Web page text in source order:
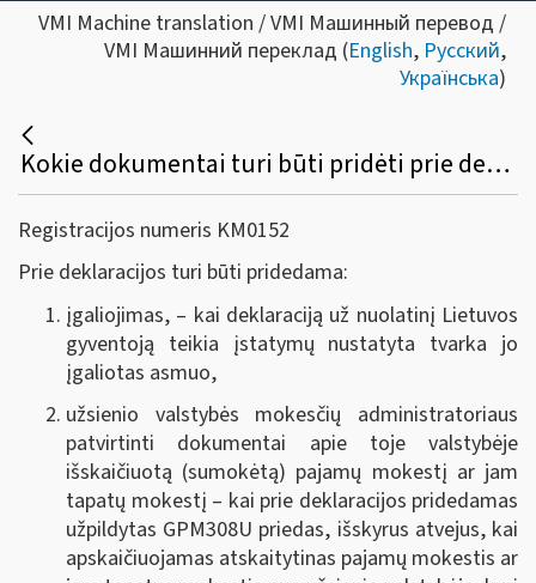
VMI Machine translation / VMI Машинный перевод /
VMI Машинний переклад (English, Русский,
Українська)
Kokie dokumentai turi būti pridėti prie deklaracijos GPM308 formos?
Registracijos numeris KM0152
Prie deklaracijos turi būti pridedama:
įgaliojimas, – kai deklaraciją už nuolatinį Lietuvos
gyventoją teikia įstatymų nustatyta tvarka jo
įgaliotas asmuo,
užsienio valstybės mokesčių administratoriaus
patvirtinti dokumentai apie toje valstybėje
išskaičiuotą (sumokėtą) pajamų mokestį ar jam
tapatų mokestį – kai prie deklaracijos pridedamas
užpildytas GPM308U priedas, išskyrus atvejus, kai
apskaičiuojamas atskaitytinas pajamų mokestis ar